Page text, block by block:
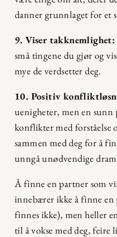
danner grunnlaget for et
9. Viser takknemlighet:
små tingene du gjør og
mye de verdsetter deg.
10. Positiv
uenigheter, men en
konflikter med forståelse
sammen med deg for å
unngå unødvendige
Å finne en partner som
innebærer ikke å finne en
finnes ikke), men heller
til å vokse med deg, feire